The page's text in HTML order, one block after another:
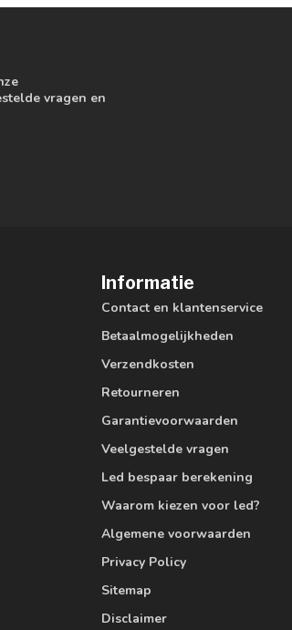
vragen en
Informatie
Contact en klantenservice
Betaalmogelijkheden
Verzendkosten
Retourneren
Garantievoorwaarden
Veelgestelde vragen
Led bespaar berekening
Waarom kiezen voor led?
Algemene voorwaarden
Privacy Policy
Sitemap
Disclaimer